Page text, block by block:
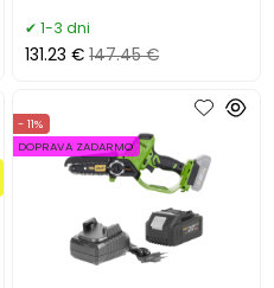
1-3 dni
131.23 € 147.45 €
- 11%
DOPRAVA ZADARMO